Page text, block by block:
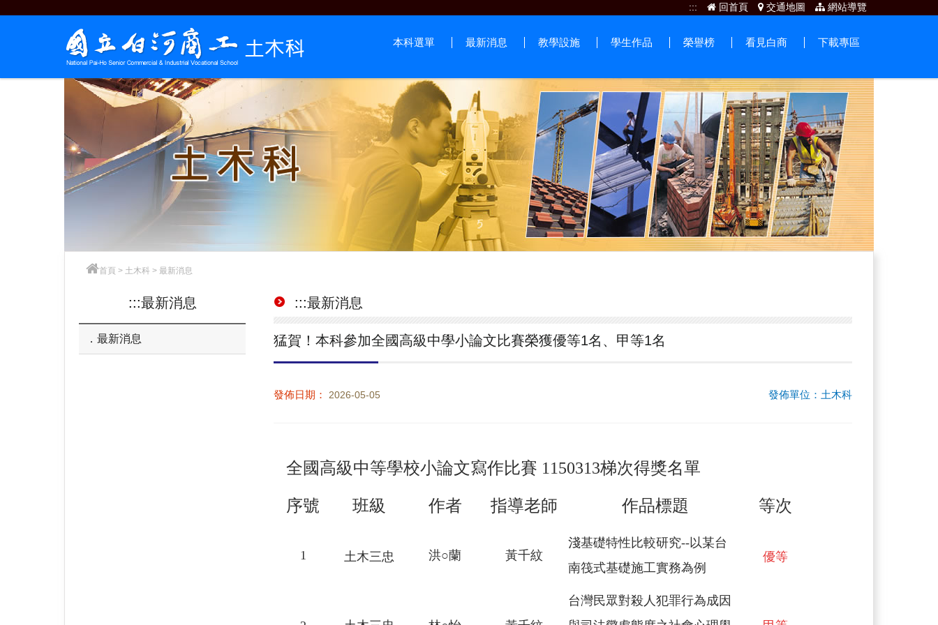
到
::: 回首頁 交通地圖 網站導覽
本科選單 最新消息 教學設施 學生作品 榮譽榜 看見白商 下載專區
首頁 > 土木科 > 最新消息
:::最新消息
最新消息
:::最新消息
猛賀！本科參加全國高級中學小論文比賽榮獲優等1名、甲等1名
發佈日期： 2026-05-05 發佈單位：土木科
全國高級中等學校小論文寫作比賽 1150313梯次得獎名單
序號 班級 作者 指導老師 作品標題 等次
1 土木三忠 洪○蘭 黃千紋
淺基礎特性比較研究--以某台
南筏式基礎施工實務為例
優等
台灣民眾對殺人犯罪行為成因